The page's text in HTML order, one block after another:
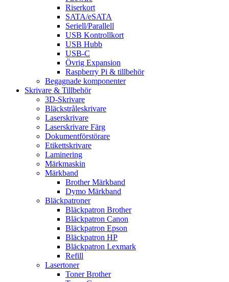
Riserkort
SATA/eSATA
Seriell/Parallell
USB Kontrollkort
USB Hubb
USB-C
Övrig Expansion
Raspberry Pi & tillbehör
Begagnade komponenter
Skrivare & Tillbehör
3D-Skrivare
Bläckstråleskrivare
Laserskrivare
Laserskrivare Färg
Dokumentförstörare
Etikettskrivare
Laminering
Märkmaskin
Märkband
Brother Märkband
Dymo Märkband
Bläckpatroner
Bläckpatron Brother
Bläckpatron Canon
Bläckpatron Epson
Bläckpatron HP
Bläckpatron Lexmark
Refill
Lasertoner
Toner Brother